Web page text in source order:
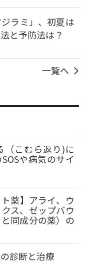
ラミ」、初夏は
と予防法は？
一覧へ
（こむら返り)に
や病気のサイ
ト薬】アライ、ウ
ス、ゼップバウ
同成分の薬）の
診断と治療